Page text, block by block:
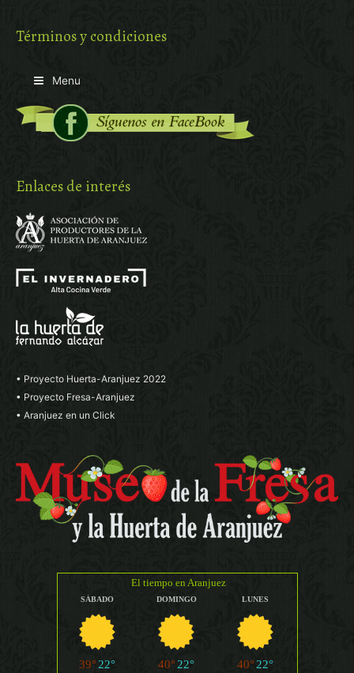
Términos y condiciones
Menu
Enlaces de interés
• Proyecto Huerta-Aranjuez 2022
• Proyecto Fresa-Aranjuez
• Aranjuez en un Click